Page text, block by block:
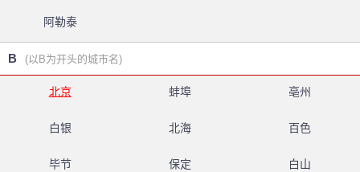
阿勒泰
B (以B为开头的城市名)
北京 蚌埠 亳州
白银 北海 百色
毕节 保定 白山